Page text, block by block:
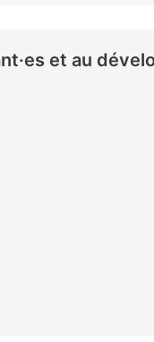
et au